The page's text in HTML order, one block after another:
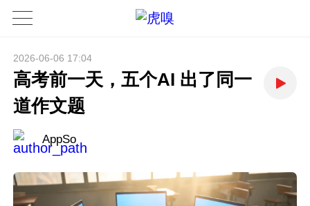
2026-06-06 17:04
高考前一天，五个AI 出了同一
道作文题
AppSo